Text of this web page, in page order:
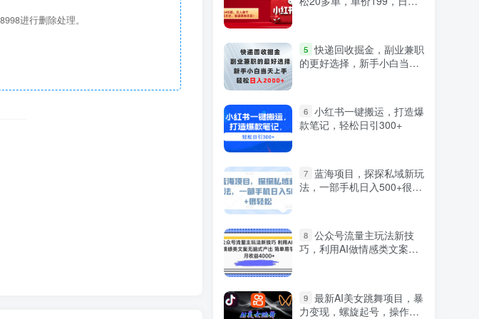
进行删除处理。
5 快递回收掘金，副业兼职
的更好选择，新手小白当天
6 小红书一键搬运，打造爆
款笔记，轻松日引300+
7 蓝海项目，探探私域新玩
法，一部手机日入500+很轻
8 公众号流量主玩法新技
巧，利用AI做情感类文案无
9 最新AI美女跳舞项目，暴
力变现，螺旋起号，操作简